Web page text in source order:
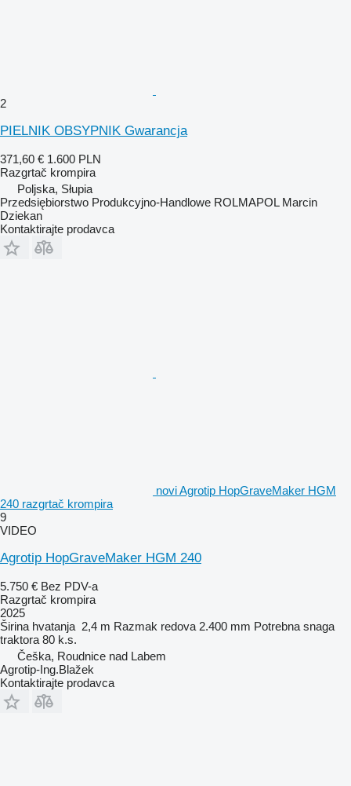
2
PIELNIK OBSYPNIK Gwarancja
371,60 € 1.600 PLN
Razgrtač krompira
Poljska, Słupia
Przedsiębiorstwo Produkcyjno-Handlowe ROLMAPOL Marcin
Dziekan
Kontaktirajte prodavca
novi Agrotip HopGraveMaker HGM
240 razgrtač krompira
9
VIDEO
Agrotip HopGraveMaker HGM 240
5.750 € Bez PDV-a
Razgrtač krompira
2025
Širina hvatanja 2,4 m Razmak redova 2.400 mm Potrebna snaga
traktora 80 k.s.
Češka, Roudnice nad Labem
Agrotip-Ing.Blažek
Kontaktirajte prodavca